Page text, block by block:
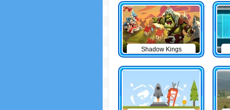
Shadow Kings